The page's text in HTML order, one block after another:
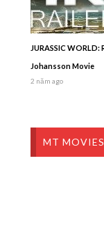
JURASSIC
Johansson Movie
2 năm ago
MT MOVIES